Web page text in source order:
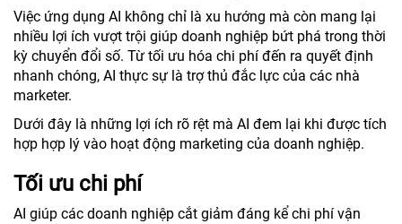
Việc ứng dụng AI không chỉ là xu hướng mà còn mang lại
nhiều lợi ích vượt trội giúp doanh nghiệp bứt phá trong thời
kỳ chuyển đổi số. Từ tối ưu hóa chi phí đến ra quyết định
nhanh chóng, AI thực sự là trợ thủ đắc lực của các nhà
marketer.
Dưới đây là những lợi ích rõ rệt mà AI đem lại khi được tích
hợp hợp lý vào hoạt động marketing của doanh nghiệp.
Tối ưu chi phí
AI giúp các doanh nghiệp cắt giảm đáng kể chi phí vận